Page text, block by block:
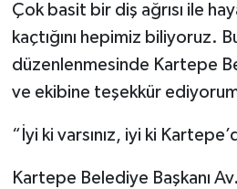
Çok basit bir diş ağrısı ile
kaçtığını hepimiz biliyoruz.
düzenlenmesinde Kartepe
ve ekibine teşekkür
“İyi ki varsınız, iyi ki
Kartepe Belediye Başkanı